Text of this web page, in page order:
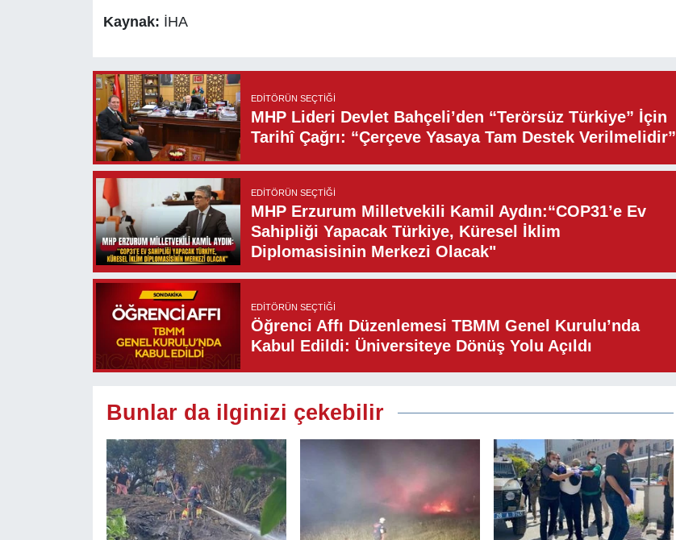
Kaynak: İHA
EDITÖRÜN SEÇTIĞI
MHP Lideri Devlet Bahçeli’den “Terörsüz Türkiye” İçin
Tarihî Çağrı: “Çerçeve Yasaya Tam Destek Verilmelidir”
EDITÖRÜN SEÇTIĞI
MHP Erzurum Milletvekili Kamil Aydın:“COP31’e Ev
Sahipliği Yapacak Türkiye, Küresel İklim
Diplomasisinin Merkezi Olacak"
EDITÖRÜN SEÇTIĞI
Öğrenci Affı Düzenlemesi TBMM Genel Kurulu’nda
Kabul Edildi: Üniversiteye Dönüş Yolu Açıldı
Bunlar da ilginizi çekebilir